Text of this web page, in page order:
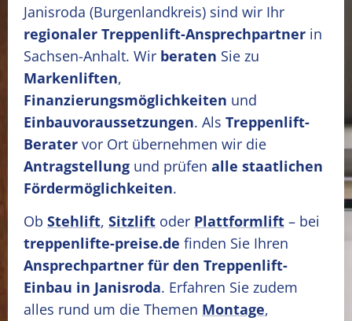
Janisroda (Burgenlandkreis) sind wir Ihr
regionaler Treppenlift-Ansprechpartner in
Sachsen-Anhalt. Wir beraten Sie zu
Markenliften,
Finanzierungsmöglichkeiten und
Einbauvoraussetzungen. Als Treppenlift-
Berater vor Ort übernehmen wir die
Antragstellung und prüfen alle staatlichen
Fördermöglichkeiten.
Ob Stehlift, Sitzlift oder Plattformlift – bei
treppenlifte-preise.de finden Sie Ihren
Ansprechpartner für den Treppenlift-
Einbau in Janisroda. Erfahren Sie zudem
alles rund um die Themen Montage,